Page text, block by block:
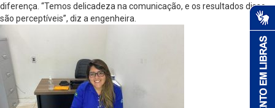
diferença. “Temos delicadeza na comunicação, e os resultados disso
são perceptíveis”, diz a engenheira.